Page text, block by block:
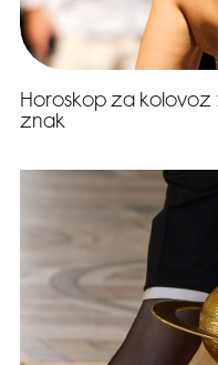
Horoskop za kolovoz
znak